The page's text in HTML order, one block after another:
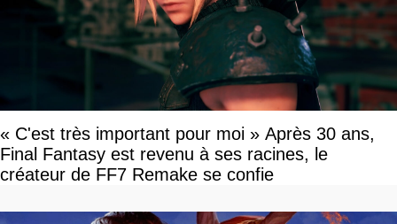
« C'est très important pour moi » Après 30 ans,
Final Fantasy est revenu à ses racines, le
créateur de FF7 Remake se confie